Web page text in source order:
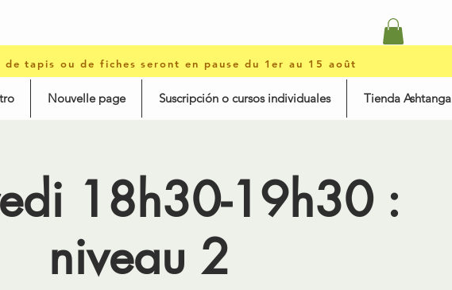
de tapis ou de fiches seront en pause du 1er au 15 août
Nouvelle page Suscripción o cursos individuales Tienda Ashtanga
18h30-19h30 :
niveau 2